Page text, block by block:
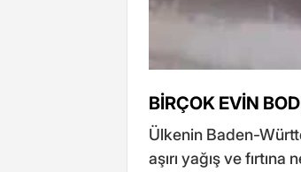
BİRÇOK EVİN
Ülkenin Baden-
aşırı yağış ve